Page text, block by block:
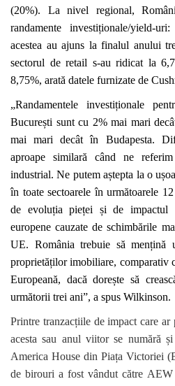
(20%). La nivel regional,
randamente investiționale/yield-
acestea au ajuns la finalul anului
sectorul de retail s-au ridicat la
8,75%, arată datele furnizate de
„Randamentele investiționale
București sunt cu 2% mai mari
mai mari decât în Budapesta.
aproape similară când ne
industrial. Ne putem aștepta la o
în toate sectoarele în următoarele
de evoluția pieței și de impactul
europene cauzate de schimbările
UE. România trebuie să
proprietăților imobiliare, comparativ
Europeană, dacă dorește să
următorii trei ani”, a spus Wilkinson.
Printre tranzacțiile de impact care ar
acesta sau anul viitor se numără
America House din Piața Victoriei
de birouri a fost vândut către AEW